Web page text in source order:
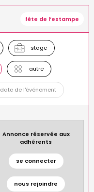
fête de l’estampe
stage
autre
date de l'événement
Annonce réservée aux
adhérents
se connecter
nous rejoindre